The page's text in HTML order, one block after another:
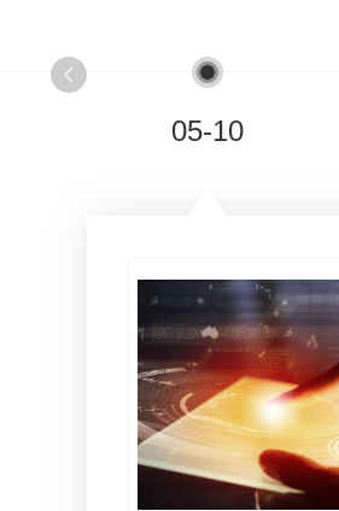
05-10